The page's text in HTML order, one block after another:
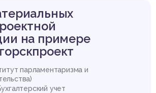
на примере
парламентаризма и
учет